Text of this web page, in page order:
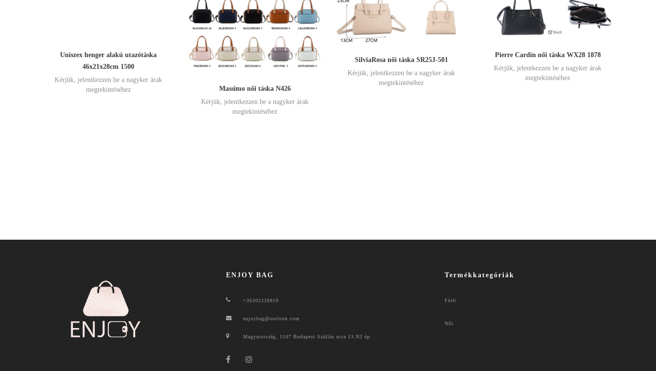
Uniszex henger alakú utazótáska
46x21x28cm 1500
Kérjük, jelentkezzen be a nagyker árak
megtekintéséhez
Massimo női táska N426
Kérjük, jelentkezzen be a nagyker árak
megtekintéséhez
SilviaRosa női táska SR25J-501
Kérjük, jelentkezzen be a nagyker árak
megtekintéséhez
Pierre Cardin női táska WX28 1878
Kérjük, jelentkezzen be a nagyker árak
megtekintéséhez
ENJOY BAG
+36302238819
enjoybag@outlook.com
Magyarország, 1107 Budapest Szállás utca 13.N2 ép.
Termékkategóriák
Férfi
Női